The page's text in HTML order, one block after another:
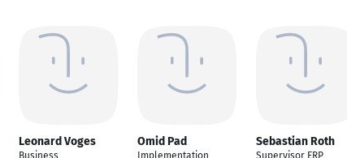
Leonard Voges
Business
Omid Pad
Implementation
Sebastian Roth
Supervisor ERP